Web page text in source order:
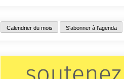
Calendrier du mois S'abonner à l'agenda